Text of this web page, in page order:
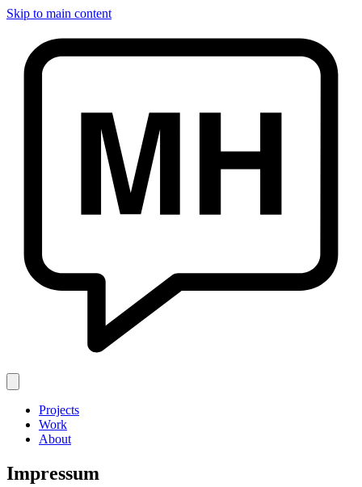
Skip to main content
Projects
Work
About
Impressum